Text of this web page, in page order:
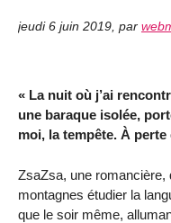
jeudi 6 juin 2019 par
« La nuit où j’ai
une baraque isolée,
moi, la tempête. À
ZsaZsa, une romancière,
montagnes étudier la
que le soir même,